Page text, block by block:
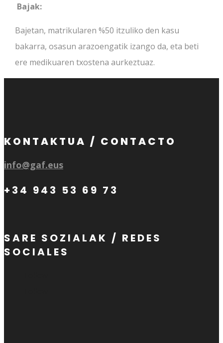
Bajak:
Bajetan, matrikularen %50 itzuliko den kasu
bakarra, osasun arazoengatik izango da, eta beti
ere medikuaren txostena aurkeztuaz.
KONTAKTUA / CONTACTO
info@gaf.eus
+34 943 53 69 73
SARE SOZIALAK / REDES
SOCIALES